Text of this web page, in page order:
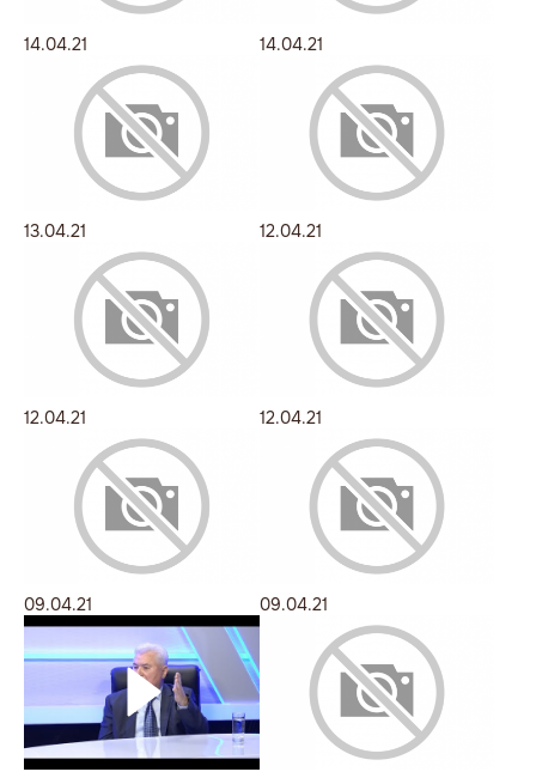
14.04.21 14.04.21
13.04.21 12.04.21
12.04.21 12.04.21
09.04.21 09.04.21